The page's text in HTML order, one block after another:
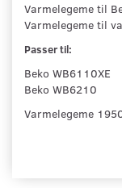
Varmelegeme til
Varmelegeme til
Passer til:
Beko WB6110XE
Beko WB6210
Varmelegeme